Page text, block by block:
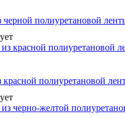
черной полиуретановой
красной полиуретановой